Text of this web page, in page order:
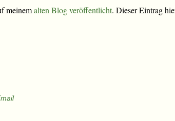
meinemalten Blog veröffentlicht. Dieser Eintrag